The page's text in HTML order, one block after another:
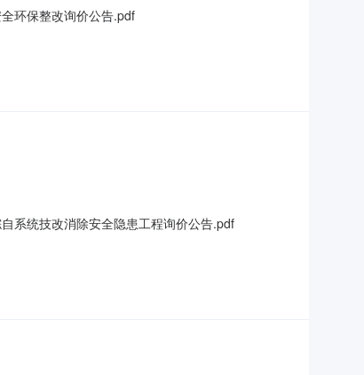
环保整改询价公告.pdf
系统技改消除安全隐患工程询价公告.pdf